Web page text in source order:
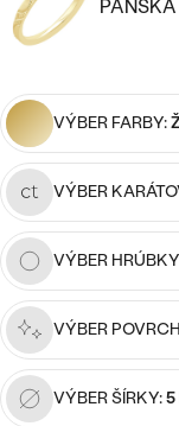
PODĽA
NA MIERU
DIAMANTY
/ 15 ZNAKOV
VÝBER FARBY:
VÝBER
VÝBER
VÝBER
VÝBER ŠÍRKY:5